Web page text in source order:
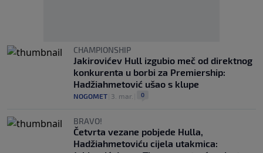
CHAMPIONSHIP
Jakirovićev Hull izgubio meč od direktnog
konkurenta u borbi za Premiership:
Hadžiahmetović ušao s klupe
NOGOMET 3. mar. 0
BRAVO!
Četvrta vezane pobjede Hulla,
Hadžiahmetoviću cijela utakmica: